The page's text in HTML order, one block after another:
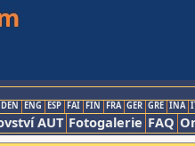
DEN ENG ESP FAI FIN FRA GER GRE INA
AUT Fotogalerie FAQ